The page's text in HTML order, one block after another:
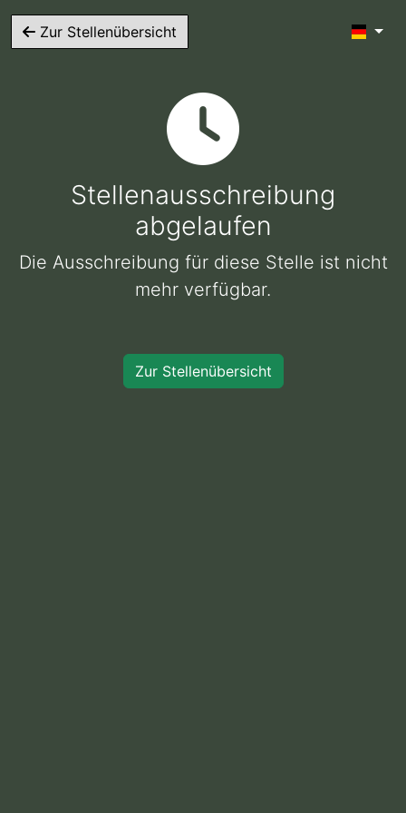
Zur Stellenübersicht
Stellenausschreibung
abgelaufen
Die Ausschreibung für diese Stelle ist nicht
mehr verfügbar.
Zur Stellenübersicht